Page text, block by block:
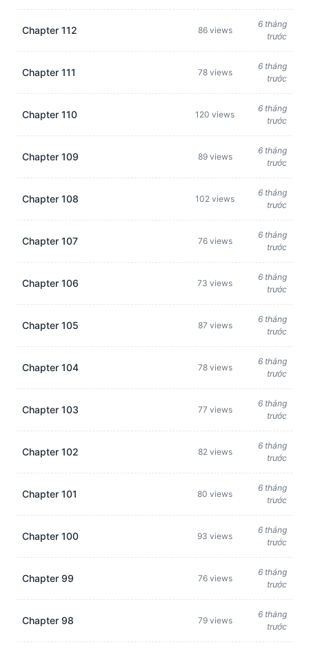
Chapter 112 86 views
6 tháng
trước
Chapter 111 78 views
6 tháng
trước
Chapter 110 120 views
6 tháng
trước
Chapter 109 89 views
6 tháng
trước
Chapter 108 102 views
6 tháng
trước
Chapter 107 76 views
6 tháng
trước
Chapter 106 73 views
6 tháng
trước
Chapter 105 87 views
6 tháng
trước
Chapter 104 78 views
6 tháng
trước
Chapter 103 77 views
6 tháng
trước
Chapter 102 82 views
6 tháng
trước
Chapter 101 80 views
6 tháng
trước
Chapter 100 93 views
6 tháng
trước
Chapter 99 76 views
6 tháng
trước
Chapter 98 79 views
6 tháng
trước